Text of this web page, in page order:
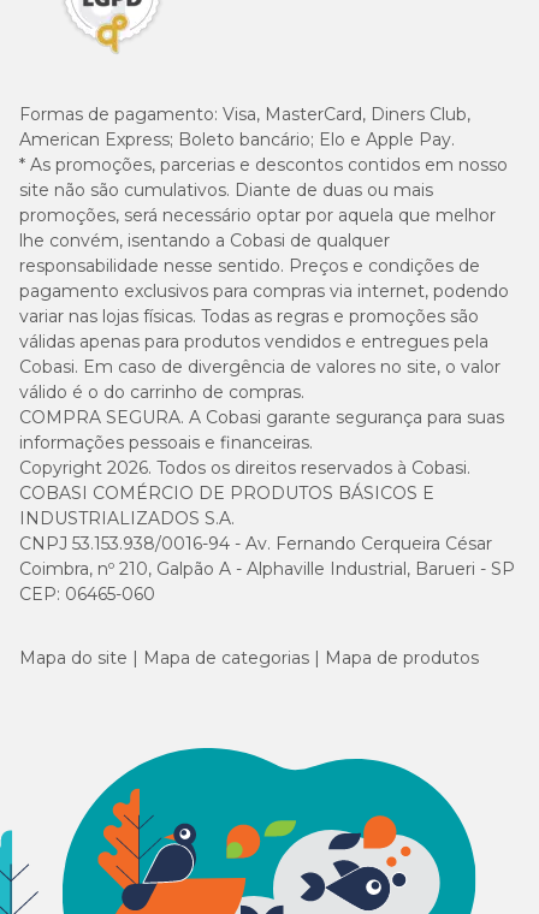
Formas de pagamento: Visa, MasterCard, Diners Club,
American Express; Boleto bancário; Elo e Apple Pay.
* As promoções, parcerias e descontos contidos em nosso
site não são cumulativos. Diante de duas ou mais
promoções, será necessário optar por aquela que melhor
lhe convém, isentando a Cobasi de qualquer
responsabilidade nesse sentido. Preços e condições de
pagamento exclusivos para compras via internet, podendo
variar nas lojas físicas. Todas as regras e promoções são
válidas apenas para produtos vendidos e entregues pela
Cobasi. Em caso de divergência de valores no site, o valor
válido é o do carrinho de compras.
COMPRA SEGURA. A Cobasi garante segurança para suas
informações pessoais e financeiras.
Copyright 2026. Todos os direitos reservados à Cobasi.
COBASI COMÉRCIO DE PRODUTOS BÁSICOS E
INDUSTRIALIZADOS S.A.
CNPJ 53.153.938/0016-94 - Av. Fernando Cerqueira César
Coimbra, nº 210, Galpão A - Alphaville Industrial, Barueri - SP
CEP: 06465-060
Mapa do site Mapa de categorias Mapa de produtos